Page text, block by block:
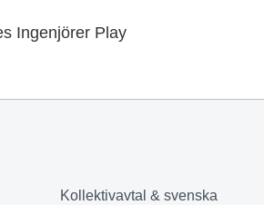
Ingenjörer Play
Kollektivavtal & svenska